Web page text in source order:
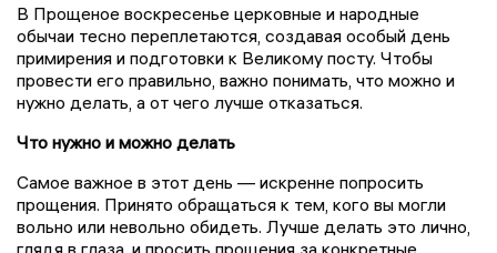
В Прощеное воскресенье церковные и народные
обычаи тесно переплетаются, создавая особый день
примирения и подготовки к Великому посту. Чтобы
провести его правильно, важно понимать, что можно и
нужно делать, а от чего лучше отказаться.
Что нужно и можно делать
Самое важное в этот день — искренне попросить
прощения. Принято обращаться к тем, кого вы могли
вольно или невольно обидеть. Лучше делать это лично,
глядя в глаза, и просить прощения за конкретные